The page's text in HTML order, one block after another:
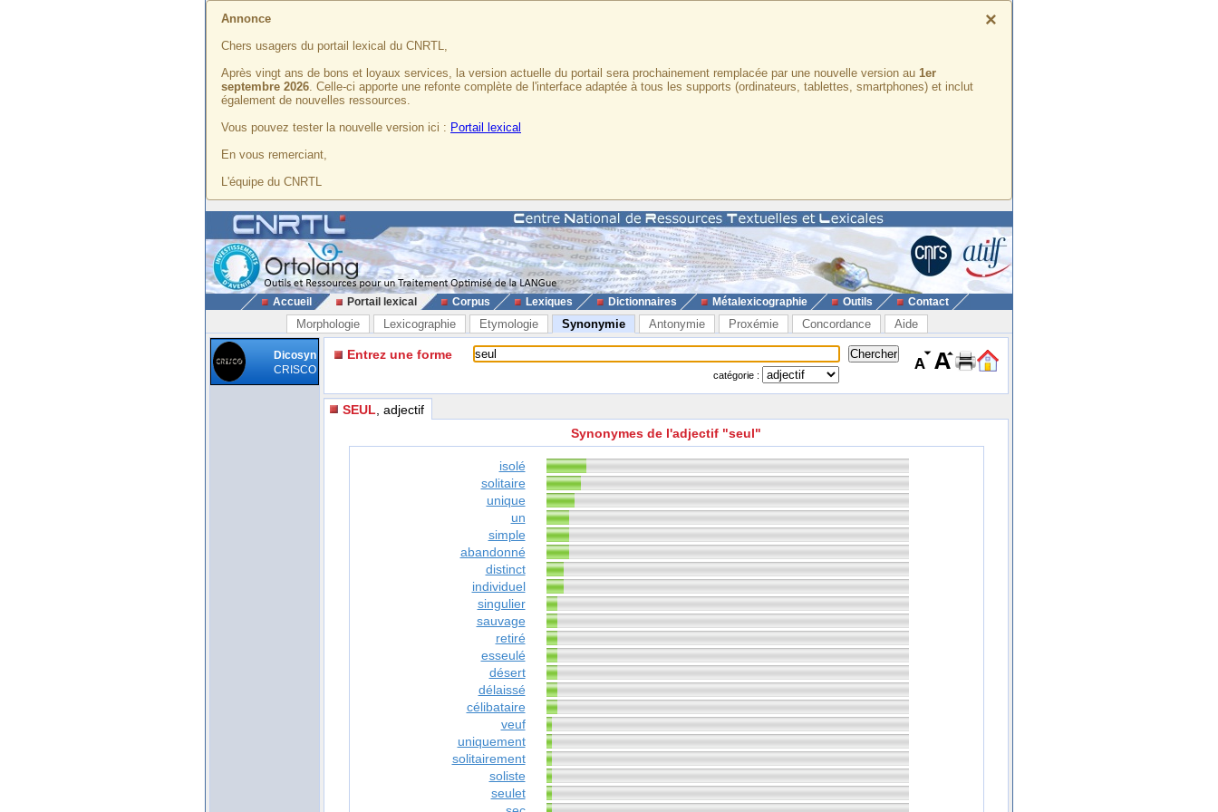
×
Annonce
Chers usagers du portail lexical du CNRTL,
Après vingt ans de bons et loyaux services, la version actuelle du portail sera prochainement remplacée par une nouvelle version au 1er
septembre 2026. Celle-ci apporte une refonte complète de l'interface adaptée à tous les supports (ordinateurs, tablettes, smartphones) et inclut
également de nouvelles ressources.
Vous pouvez tester la nouvelle version ici : Portail lexical
En vous remerciant,
L'équipe du CNRTL
Accueil Portail lexical Corpus Lexiques Dictionnaires Métalexicographie Outils Contact
Morphologie Lexicographie Etymologie Synonymie Antonymie Proxémie Concordance Aide
Dicosyn
CRISCO
Entrez une forme
catégorie :
SEUL , adjectif
Synonymes de l'adjectif "seul"
isolé
solitaire
unique
un
simple
abandonné
distinct
individuel
singulier
sauvage
retiré
esseulé
désert
délaissé
célibataire
veuf
uniquement
solitairement
soliste
seulet